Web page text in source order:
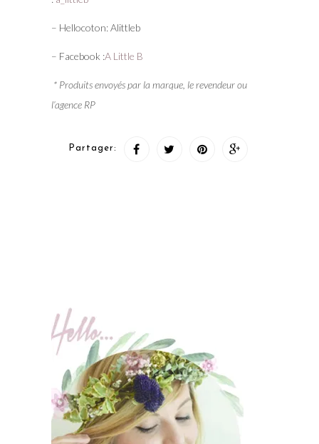
– Hellocoton: Alittleb
– Facebook :A Little B
* Produits envoyés par la marque, le revendeur ou
l’agence RP
Partager: